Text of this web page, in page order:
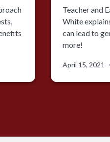
Teacher and
White
can lead to
more!
April 15, 2021